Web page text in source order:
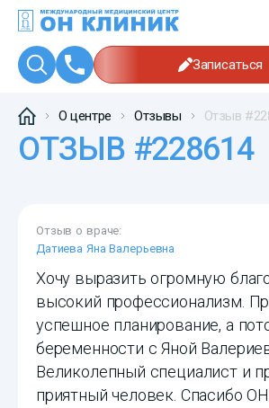
Записаться
О центре Отзывы Отзыв
ОТЗЫВ #228614
Отзыв о враче:
Датиева Яна Валерьевна
Хочу выразить огромную
высокий профессионализм.
успешное планирование, а
беременности с Яной
Великолепный специалист и
приятный человек. Спасибо